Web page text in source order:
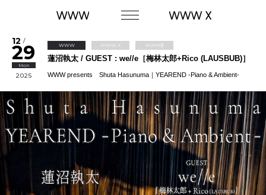
12 /
29
Mon
2025
WWW WWW X WWWβ
蓮沼執太 / GUEST : we//e［梅林太郎+Rico (LAUSBUB)］
WWW presents Shuta Hasunuma｜YEAREND -Piano & Ambient-